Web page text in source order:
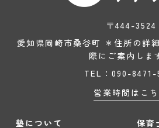
〒444-3524
愛知県岡崎市桑谷町 ＊住所の詳
際にご案内しま
TEL：090-8471-
営業時間はこち
塾について 保育